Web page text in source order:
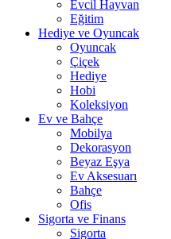
Evcil Hayvan
Eğitim
Hediye ve Oyuncak
Oyuncak
Çiçek
Hediye
Hobi
Koleksiyon
Ev ve Bahçe
Mobilya
Dekorasyon
Beyaz Eşya
Ev Aksesuarı
Bahçe
Ofis
Sigorta ve Finans
Sigorta